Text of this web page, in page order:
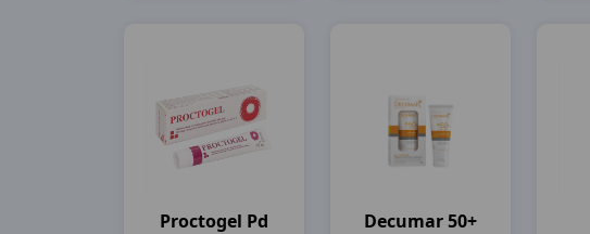
Proctogel Pd
Decumar 50+